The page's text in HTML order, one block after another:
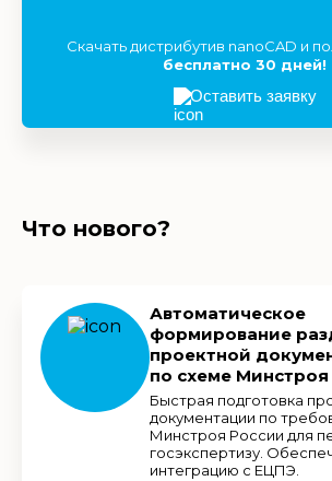
Скачать дистрибутив nanoCAD и
бесплатно 30 дней!
Оставить заявку
Что нового?
Автоматическое
формирование
проектной
по схеме Минстроя
Быстрая подготовка
документации по
Минстроя России для
госэкспертизу.
интеграцию с ЕЦПЭ.